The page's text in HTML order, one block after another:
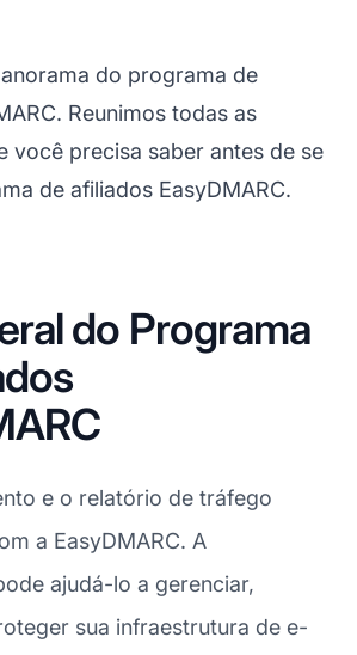
do programa de
Reunimos todas as
você precisa saber antes de se
de afiliados EasyDMARC.
do Programa
e o relatório de tráfego
a EasyDMARC. A
ajudá-lo a gerenciar,
sua infraestrutura de e-